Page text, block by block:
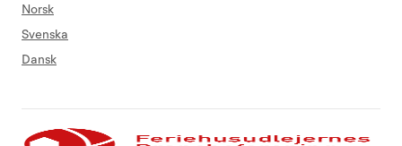
Norsk
Svenska
Dansk